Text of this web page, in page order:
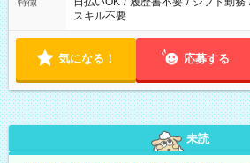
スキル不要
気になる！ 応募する
未読